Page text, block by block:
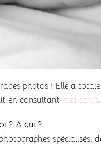
photos ! Elle a
en consultant mes tarifs
? A qui ?
spécialisés,